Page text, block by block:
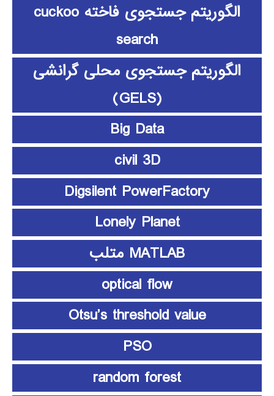
الگوریتم جستجوی فاخته cuckoo
search
الگوریتم جستجوی محلی گرانشی
(GELS)
Big Data
civil 3D
Digsilent PowerFactory
Lonely Planet
MATLAB متلب
optical flow
Otsu’s threshold value
PSO
random forest